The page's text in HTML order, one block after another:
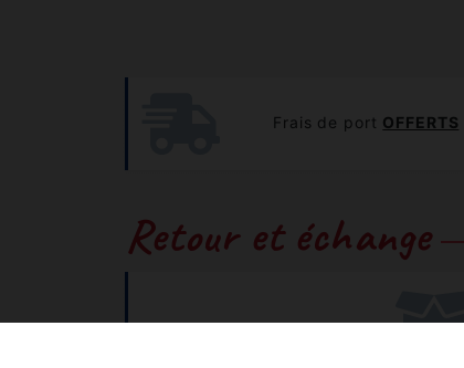
Frais de port OFFERTS
Retour et échange